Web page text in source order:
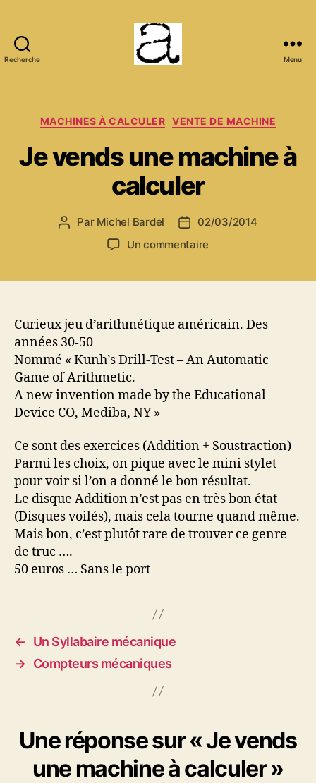
Recherche Menu
Catégories
MACHINES À CALCULER VENTE DE MACHINE
Je vends une machine à
calculer
Auteur
Par Michel Bardel
Date02/03/2014
Un commentaire
à
Curieux jeu d’arithmétique américain. Des
années 30-50
Nommé « Kunh’s Drill-Test – An Automatic
Game of Arithmetic.
A new invention made by the Educational
Device CO, Mediba, NY »
Ce sont des exercices (Addition + Soustraction)
Parmi les choix, on pique avec le mini stylet
pour voir si l’on a donné le bon résultat.
Le disque Addition n’est pas en très bon état
(Disques voilés), mais cela tourne quand même.
Mais bon, c’est plutôt rare de trouver ce genre
de truc ….
50 euros … Sans le port
←
Un Syllabaire mécanique
→ Compteurs mécaniques
Une réponse sur « Je vends
une machine à calculer »